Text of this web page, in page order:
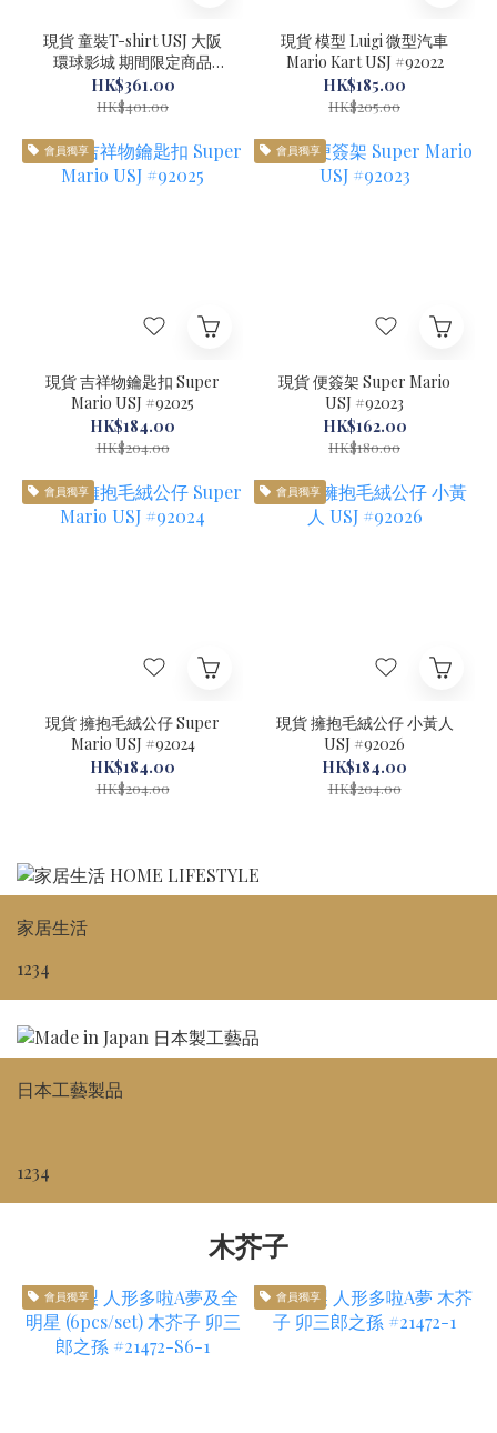
現貨 童裝T-shirt USJ 大阪
環球影城 期間限定商品
#21521
HK$361.00
HK$401.00
現貨 模型 Luigi 微型汽車
Mario Kart USJ #92022
HK$185.00
HK$205.00
會員獨享
現貨 吉祥物鑰匙扣 Super
Mario USJ #92025
HK$184.00
HK$204.00
會員獨享
現貨 便簽架 Super Mario
USJ #92023
HK$162.00
HK$180.00
會員獨享
現貨 擁抱毛絨公仔 Super
Mario USJ #92024
HK$184.00
HK$204.00
會員獨享
現貨 擁抱毛絨公仔 小黃人
USJ #92026
HK$184.00
HK$204.00
家居生活
1234
日本工藝製品
1234
木芥子
會員獨享 會員獨享